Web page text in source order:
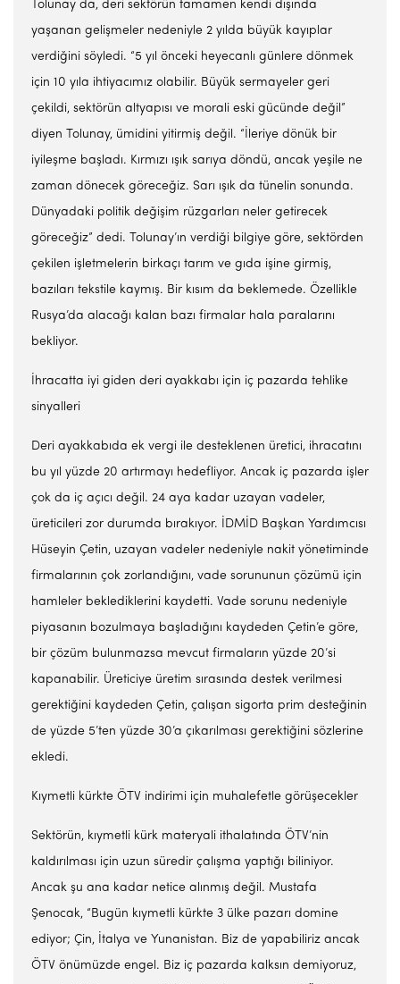
Tolunay da, deri sektörün tamamen kendi dışında
yaşanan gelişmeler nedeniyle 2 yılda büyük kayıplar
verdiğini söyledi. “5 yıl önceki heyecanlı günlere dönmek
için 10 yıla ihtiyacımız olabilir. Büyük sermayeler geri
çekildi, sektörün altyapısı ve morali eski gücünde değil”
diyen Tolunay, ümidini yitirmiş değil. “İleriye dönük bir
iyileşme başladı. Kırmızı ışık sarıya döndü, ancak yeşile ne
zaman dönecek göreceğiz. Sarı ışık da tünelin sonunda.
Dünyadaki politik değişim rüzgarları neler getirecek
göreceğiz” dedi. Tolunay’ın verdiği bilgiye göre, sektörden
çekilen işletmelerin birkaçı tarım ve gıda işine girmiş,
bazıları tekstile kaymış. Bir kısım da beklemede. Özellikle
Rusya’da alacağı kalan bazı firmalar hala paralarını
bekliyor.
İhracatta iyi giden deri ayakkabı için iç pazarda tehlike
sinyalleri
Deri ayakkabıda ek vergi ile desteklenen üretici, ihracatını
bu yıl yüzde 20 artırmayı hedefliyor. Ancak iç pazarda işler
çok da iç açıcı değil. 24 aya kadar uzayan vadeler,
üreticileri zor durumda bırakıyor. İDMİD Başkan Yardımcısı
Hüseyin Çetin, uzayan vadeler nedeniyle nakit yönetiminde
firmalarının çok zorlandığını, vade sorununun çözümü için
hamleler beklediklerini kaydetti. Vade sorunu nedeniyle
piyasanın bozulmaya başladığını kaydeden Çetin’e göre,
bir çözüm bulunmazsa mevcut firmaların yüzde 20’si
kapanabilir. Üreticiye üretim sırasında destek verilmesi
gerektiğini kaydeden Çetin, çalışan sigorta prim desteğinin
de yüzde 5’ten yüzde 30’a çıkarılması gerektiğini sözlerine
ekledi.
Kıymetli kürkte ÖTV indirimi için muhalefetle görüşecekler
Sektörün, kıymetli kürk materyali ithalatında ÖTV’nin
kaldırılması için uzun süredir çalışma yaptığı biliniyor.
Ancak şu ana kadar netice alınmış değil. Mustafa
Şenocak, “Bugün kıymetli kürkte 3 ülke pazarı domine
ediyor; Çin, İtalya ve Yunanistan. Biz de yapabiliriz ancak
ÖTV önümüzde engel. Biz iç pazarda kalksın demiyoruz,